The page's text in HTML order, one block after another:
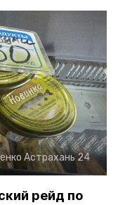
Астрахань 24
рейд по